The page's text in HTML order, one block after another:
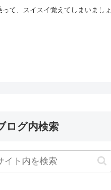
て、スイスイ覚えてしまいましょ
ログ内検索